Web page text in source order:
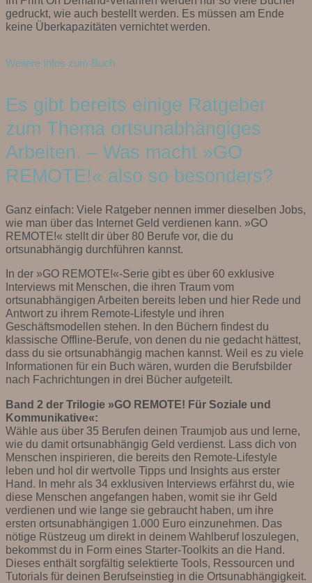
gedruckt, wie auch bestellt werden. Es müssen am Ende
keine Überkapazitäten vernichtet werden.
Weitere Infos zum Buch
Es gibt bereits einige Ratgeber
zum Thema ortsunabhängiges
Arbeiten. – Was macht »GO
REMOTE!« also so besonders?
Ganz einfach: Viele Ratgeber nennen immer dieselben Jobs,
wie man über das Internet Geld verdienen kann. »GO
REMOTE!« stellt dir über 80 Berufe vor, die du
ortsunabhängig durchführen kannst.
In der »GO REMOTE!«-Serie gibt es über 60 exklusive
Interviews mit Menschen, die ihren Traum vom
ortsunabhängigen Arbeiten bereits leben und hier Rede und
Antwort zu ihrem Remote-Lifestyle und ihren
Geschäftsmodellen stehen. In den Büchern findest du
klassische Offline-Berufe, von denen du nie gedacht hättest,
dass du sie ortsunabhängig machen kannst. Weil es zu viele
Informationen für ein Buch wären, wurden die Berufsbilder
nach Fachrichtungen in drei Bücher aufgeteilt.
Band 2 der Trilogie »GO REMOTE! Für Soziale und
Kommunikative«:
Wähle aus über 35 Berufen deinen Traumjob aus und lerne,
wie du damit ortsunabhängig Geld verdienst. Lass dich von
Menschen inspirieren, die bereits den Remote-Lifestyle
leben und hol dir wertvolle Tipps und Insights aus erster
Hand. In mehr als 34 exklusiven Interviews erfährst du, wie
diese Menschen angefangen haben, womit sie ihr Geld
verdienen und wie lange sie gebraucht haben, um ihre
ersten ortsunabhängigen 1.000 Euro einzunehmen. Das
nötige Rüstzeug um direkt in deinem Wahlberuf loszulegen,
bekommst du in Form eines Starter-Toolkits an die Hand.
Dieses enthält sorgfältig selektierte Tools, Ressourcen und
Tutorials für deinen Berufseinstieg in die Ortsunabhängigkeit.